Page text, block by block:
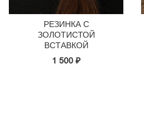
РЕЗИНКА С
ЗОЛОТИСТОЙ
ВСТАВКОЙ
1 500 ₽